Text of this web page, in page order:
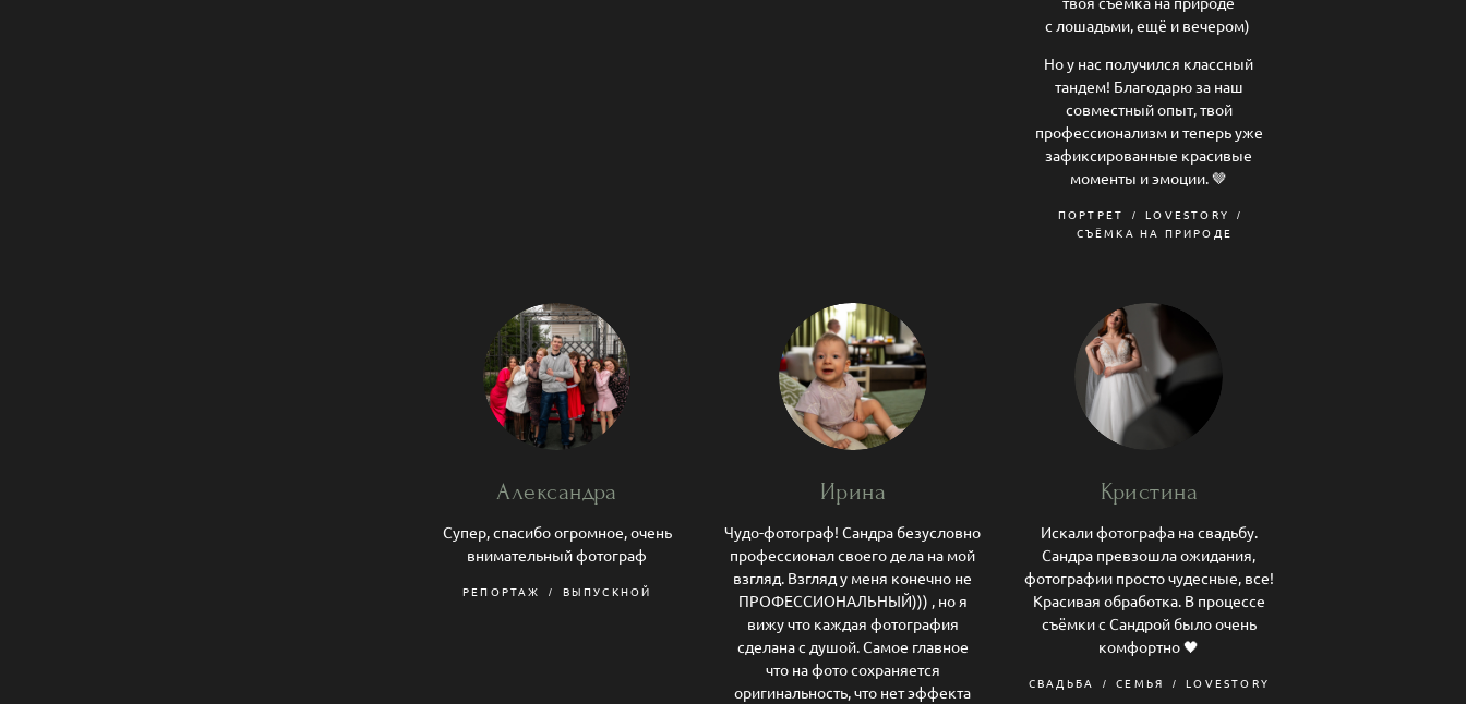
с лошадьми, ещё и вечером)
Но у нас получился классный
тандем! Благодарю за наш
совместный опыт, твой
профессионализм и теперь уже
зафиксированные красивые
моменты и эмоции. 🤎
ПОРТРЕТ
LOVESTORY
СЪЁМКА НА ПРИРОДЕ
Александра
Супер, спасибо огромное, очень
внимательный фотограф
РЕПОРТАЖ ВЫПУСКНОЙ
Ирина
Чудо-фотограф! Сандра безусловно
профессионал своего дела на мой
взгляд. Взгляд у меня конечно не
ПРОФЕССИОНАЛЬНЫЙ))) , но я
вижу что каждая фотография
сделана с душой. Самое главное
что на фото сохраняется
оригинальность, что нет эффекта
Кристина
Искали фотографа на свадьбу.
Сандра превзошла ожидания,
фотографии просто чудесные, все!
Красивая обработка. В процессе
съёмки с Сандрой было очень
комфортно 🖤
СВАДЬБА СЕМЬЯ LOVESTORY